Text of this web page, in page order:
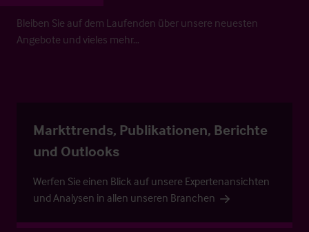
Bleiben Sie auf dem Laufenden über unsere neuesten
Angebote und vieles mehr…
Markttrends, Publikationen, Berichte
und Outlooks
Werfen Sie einen Blick auf unsere Expertenansichten
und Analysen in allen unseren Branchen